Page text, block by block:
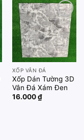
Add to
wishlist
XỐP VÂN ĐÁ
Xốp Dán Tường 3D
Vân Đá Xám Đen
16.000₫